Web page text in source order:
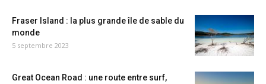
Fraser Island : la plus grande île de sable du
monde
5 septembre 2023
Great Ocean Road : une route entre surf,